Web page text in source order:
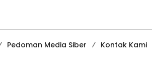
Pedoman Media Siber
Kontak Kami